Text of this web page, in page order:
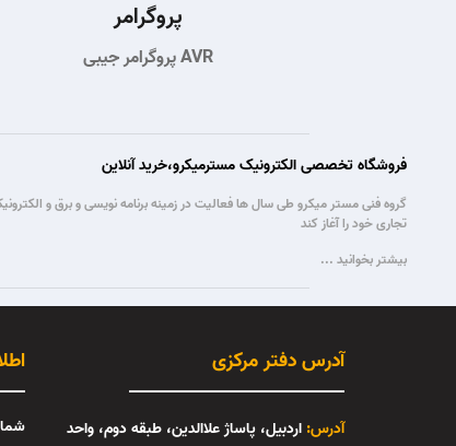
پروگرامر
پروگرامر جیبی AVR
فروشگاه تخصصی الکترونیک مسترمیکرو،خرید آنلاین
تجاری خود را آغاز کند
بیشتر بخوانید ...
آدرس دفتر مرکزی
آدرس: اردبیل، پاساژ علاالدین، طبقه دوم، واحد